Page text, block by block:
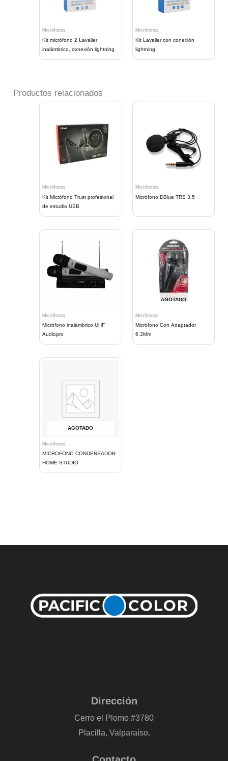
Micrófonos
Kit micrófono 2 Lavalier
inalámbrico, conexión lightning
Micrófonos
Kit Lavalier con conexión
lightning
Productos relacionados
Micrófonos
Kit Micrófono Trust profesional
de estudio USB
Micrófonos
Micrófono DBlue TRS 3.5
Micrófonos
Micrófono inalámbrico UHF
Audiopro
AGOTADO
Micrófonos
Micrófono Con Adaptador
6.3Mm
AGOTADO
Micrófonos
MICROFONO CONDENSADOR
HOME STUDIO
Dirección
Cerro el Plomo #3780
Placilla, Valparaíso.